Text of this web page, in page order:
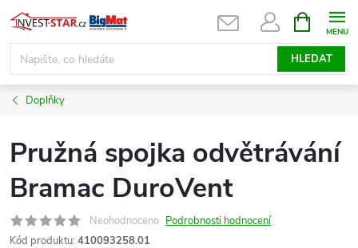
Přejít
na
obsah
HLEDAT
NÁKUPNÍ
KOŠÍK
Doplňky
Pružná spojka odvětrávání
Bramac DuroVent
Neohodnoceno Podrobnosti hodnocení
Kód produktu: 410093258.01